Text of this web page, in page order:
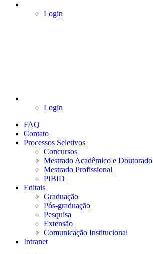
Login
Login
FAQ
Contato
Processos Seletivos
Concursos
Mestrado Acadêmico e Doutorado
Mestrado Profissional
PIBID
Editais
Graduação
Pós-graduação
Pesquisa
Extensão
Comunicação Institucional
Intranet